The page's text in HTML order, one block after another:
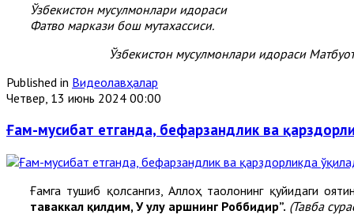
Ўзбекистон мусулмонлари идораси
Фатво маркази бош мутахассиси.
Ўзбекистон мусулмонлари идораси
Published in Видеолавҳалар
Четвер, 13 июнь 2024 00:00
Ғам-мусибат етганда, бефарзандлик ва
Ғамга тушиб қолсангиз, Аллоҳ таолонинг қуйидаги
таваккал қилдим, У улуғ аршнинг Роббидир”. (Тавба